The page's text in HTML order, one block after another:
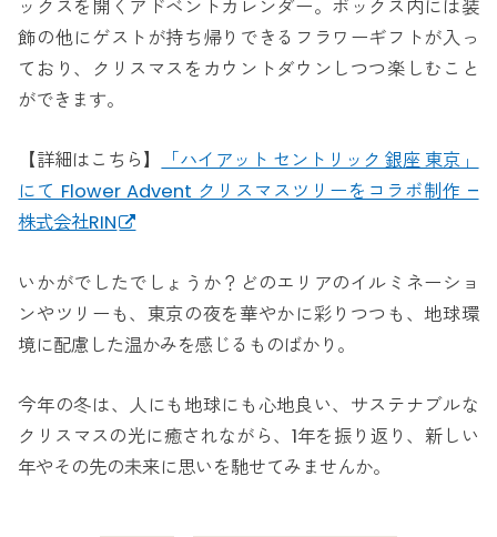
ックスを開くアドベントカレンダー。ボックス内には装
飾の他にゲストが持ち帰りできるフラワーギフトが入っ
ており、クリスマスをカウントダウンしつつ楽しむこと
ができます。
【詳細はこちら】
「ハイアット セントリック 銀座 東京」
にて Flower Advent クリスマスツリーをコラボ制作 –
株式会社RIN
いかがでしたでしょうか？どのエリアのイルミネーショ
ンやツリーも、東京の夜を華やかに彩りつつも、地球環
境に配慮した温かみを感じるものばかり。
今年の冬は、人にも地球にも心地良い、サステナブルな
クリスマスの光に癒されながら、1年を振り返り、新しい
年やその先の未来に思いを馳せてみませんか。